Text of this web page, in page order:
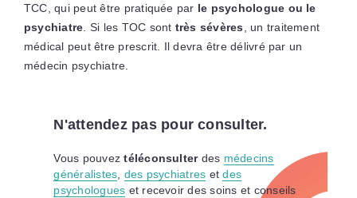
TCC, qui peut être pratiquée par le psychologue ou le
psychiatre . Si les TOC sont très sévères
, un traitement
médical peut être prescrit. Il devra être délivré par un
médecin psychiatre.
N'attendez pas pour consulter.
Vous pouveztéléconsulterdes médecins
généralistes des psychiatres etdes
psychologues et recevoir des soins et conseils